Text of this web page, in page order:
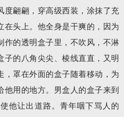
度翩翩，穿高级西装，涂抹了充
在头上。他全身是干爽的，因为
作的透明盒子里，不吹风，不淋
子的八角尖尖、棱线直直，又明
，罩在外面的盒子随着移动，为
他用的地方。男盒人的盒子来到
他让出道路。青年咽下骂人的